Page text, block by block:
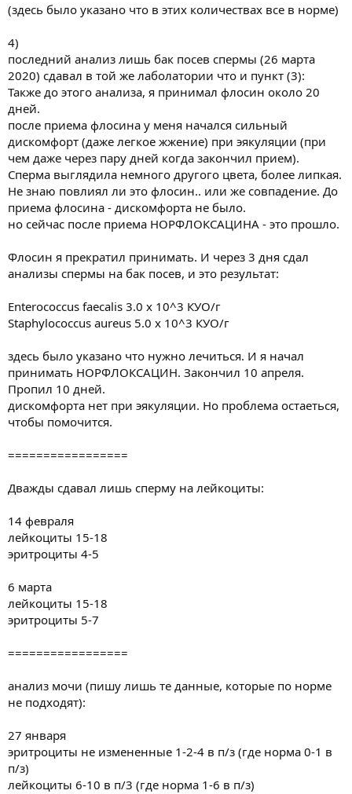
(здесь было указано что в этих количествах все в норме)
4)
последний анализ лишь бак посев спермы (26 марта
2020) сдавал в той же лаболатории что и пункт (3):
Также до этого анализа, я принимал флосин около 20
дней.
после приема флосина у меня начался сильный
дискомфорт (даже легкое жжение) при эякуляции (при
чем даже через пару дней когда закончил прием).
Сперма выглядила немного другого цвета, более липкая.
Не знаю повлиял ли это флосин.. или же совпадение. До
приема флосина - дискомфорта не было.
но сейчас после приема НОРФЛОКСАЦИНА - это прошло.
Флосин я прекратил принимать. И через 3 дня сдал
анализы спермы на бак посев, и это результат:
Enterococcus faecalis 3.0 x 10^3 КУО/г
Staphylococcus aureus 5.0 x 10^3 КУО/г
здесь было указано что нужно лечиться. И я начал
принимать НОРФЛОКСАЦИН. Закончил 10 апреля.
Пропил 10 дней.
дискомфорта нет при эякуляции. Но проблема остаеться,
чтобы помочится.
=================
Дважды сдавал лишь сперму на лейкоциты:
14 февраля
лейкоциты 15-18
эритроциты 4-5
6 марта
лейкоциты 15-18
эритроциты 5-7
=================
анализ мочи (пишу лишь те данные, которые по норме
не подходят):
27 января
эритроциты не измененные 1-2-4 в п/з (где норма 0-1 в
п/з)
лейкоциты 6-10 в п/3 (где норма 1-6 в п/з)